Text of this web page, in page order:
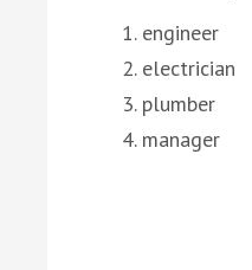
engineer
electrician
plumber
manager